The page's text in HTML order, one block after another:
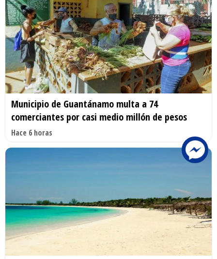
Municipio de Guantánamo multa a 74
comerciantes por casi medio millón de pesos
Hace 6 horas